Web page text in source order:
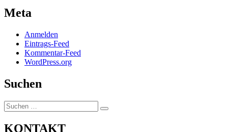
Meta
Anmelden
Eintrags-Feed
Kommentar-Feed
WordPress.org
Suchen
Suchen
nach:
Suchen
KONTAKT